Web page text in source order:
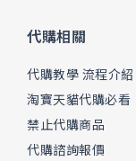
代購相關
代購教學 流程介紹
淘寶天貓代購必看
禁止代購商品
代購諮詢報價